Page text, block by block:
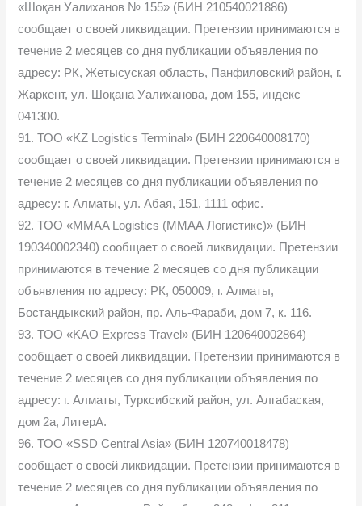
«Шоқан Уалиханов № 155» (БИН 210540021886)
сообщает о своей ликвидации. Претензии принимаются в
течение 2 месяцев со дня публикации объявления по
адресу: РК, Жетысуская область, Панфиловский район, г.
Жаркент, ул. Шоқана Уалиханова, дом 155, индекс
041300.
91. ТОО «KZ Logistics Terminal» (БИН 220640008170)
сообщает о своей ликвидации. Претензии принимаются в
течение 2 месяцев со дня публикации объявления по
адресу: г. Алматы, ул. Абая, 151, 1111 офис.
92. ТОО «MMAA Logistics (ММАА Логистикс)» (БИН
190340002340) сообщает о своей ликвидации. Претензии
принимаются в течение 2 месяцев со дня публикации
объявления по адресу: РК, 050009, г. Алматы,
Бостандыкский район, пр. Аль-Фараби, дом 7, к. 116.
93. ТОО «KAO Express Travel» (БИН 120640002864)
сообщает о своей ликвидации. Претензии принимаются в
течение 2 месяцев со дня публикации объявления по
адресу: г. Алматы, Турксибский район, ул. Алгабаская,
дом 2а, ЛитерА.
96. ТОО «SSD Central Asia» (БИН 120740018478)
сообщает о своей ликвидации. Претензии принимаются в
течение 2 месяцев со дня публикации объявления по